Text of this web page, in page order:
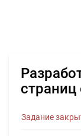
страниц
Задание